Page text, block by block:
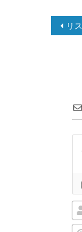
投 リス